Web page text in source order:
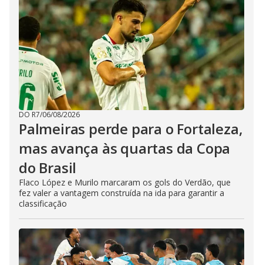
DO R7/06/08/2026
Palmeiras perde para o Fortaleza,
mas avança às quartas da Copa
do Brasil
Flaco López e Murilo marcaram os gols do Verdão, que
fez valer a vantagem construída na ida para garantir a
classificação